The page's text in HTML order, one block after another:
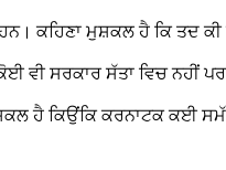
ਕਹਿਣਾ ਮੁਸ਼ਕਲ ਹੈ ਕਿ ਤਦ ਕੀ
ਵੀ ਸਰਕਾਰ ਸੱਤਾ ਵਿਚ ਨਹੀਂ
ਹੈ ਕਿਉਂਕਿ ਕਰਨਾਟਕ ਕਈ